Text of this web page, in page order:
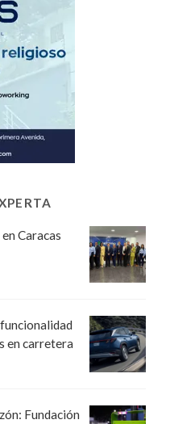
Caracas
en carretera
Fundación